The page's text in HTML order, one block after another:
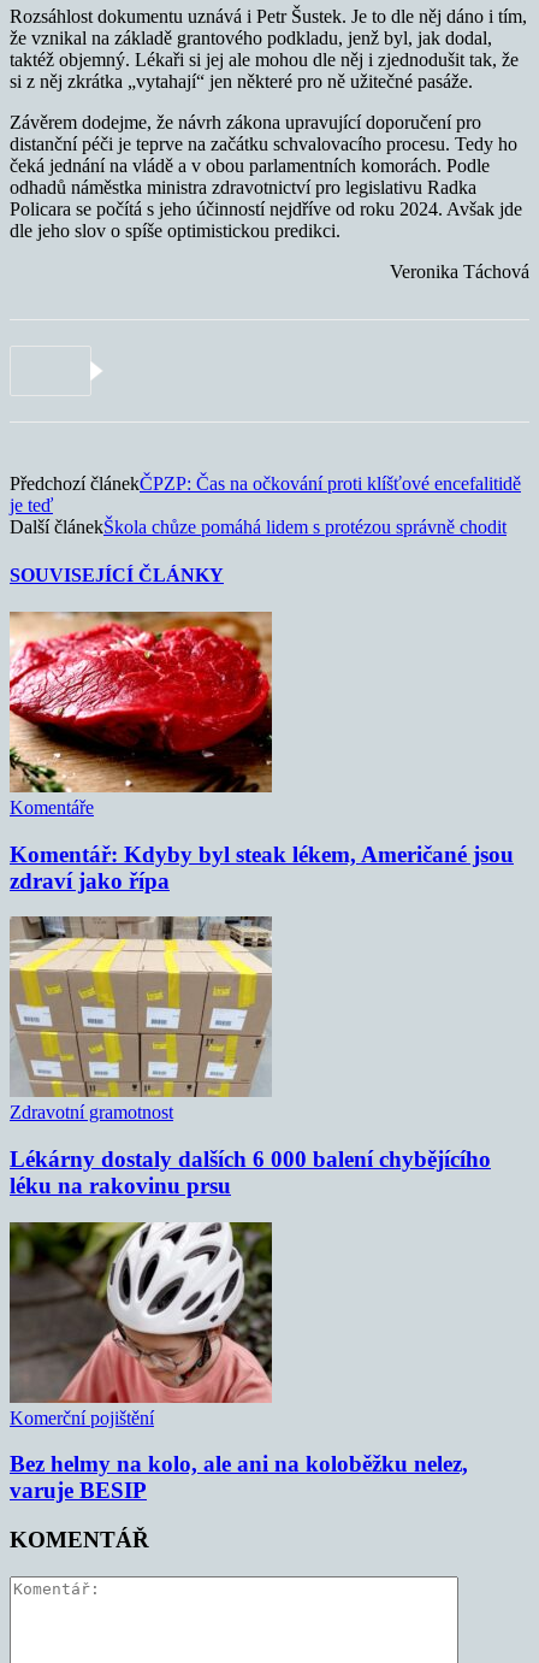
Rozsáhlost dokumentu uznává i Petr Šustek. Je to dle něj dáno i tím,
že vznikal na základě grantového podkladu, jenž byl, jak dodal,
taktéž objemný. Lékaři si jej ale mohou dle něj i zjednodušit tak, že
si z něj zkrátka „vytahají“ jen některé pro ně užitečné pasáže.
Závěrem dodejme, že návrh zákona upravující doporučení pro
distanční péči je teprve na začátku schvalovacího procesu. Tedy ho
čeká jednání na vládě a v obou parlamentních komorách. Podle
odhadů náměstka ministra zdravotnictví pro legislativu Radka
Policara se počítá s jeho účinností nejdříve od roku 2024. Avšak jde
dle jeho slov o spíše optimistickou predikci.
Veronika Táchová
Předchozí článekČPZP: Čas na očkování proti klíšťové encefalitidě
je teď
Další článekŠkola chůze pomáhá lidem s protézou správně chodit
SOUVISEJÍCÍ ČLÁNKY
Komentáře
Komentář: Kdyby byl steak lékem, Američané jsou
zdraví jako řípa
Zdravotní gramotnost
Lékárny dostaly dalších 6 000 balení chybějícího
léku na rakovinu prsu
Komerční pojištění
Bez helmy na kolo, ale ani na koloběžku nelez,
varuje BESIP
KOMENTÁŘ